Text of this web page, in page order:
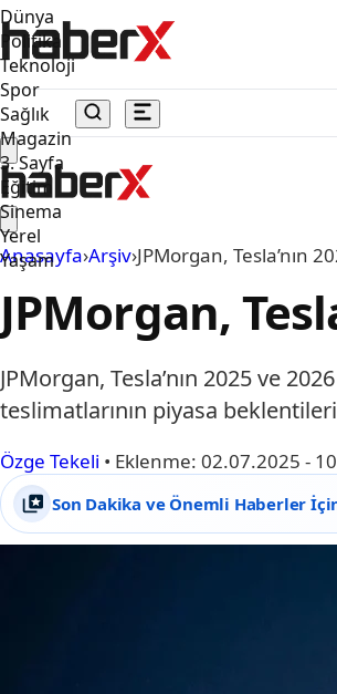
Dünya
Politika
Teknoloji
Spor
Sağlık
Magazin
3. Sayfa
Eğitim
Sinema
Yerel
Yaşam
Anasayfa›Arşiv›JPMorgan, Tesla’nın
JPMorgan,
JPMorgan, Tesla’nın 2025 ve
teslimatlarının piyasa
Özge Tekeli • Eklenme: 02.07.2025 -
Son Dakika ve Önemli Haberler